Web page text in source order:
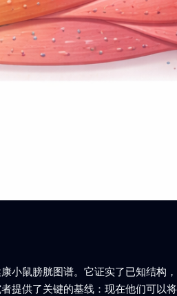
小鼠膀胱图谱。它证实了已知结构
提供了关键的基线：现在他们可以